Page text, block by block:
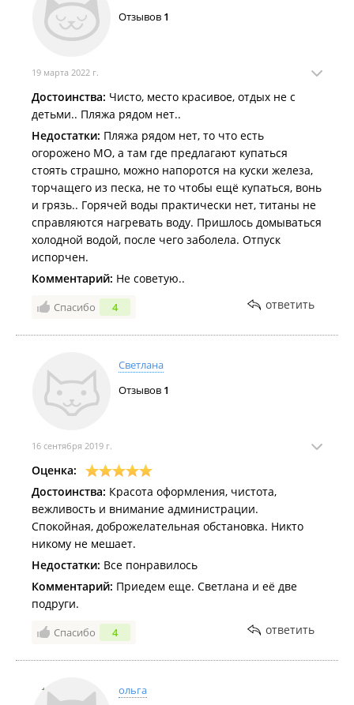
Отзывов 1
19 марта 2022 г.
Достоинства: Чисто, место красивое, отдых не с
детьми.. Пляжа рядом нет..
Недостатки: Пляжа рядом нет, то что есть
огорожено МО, а там где предлагают купаться
стоять страшно, можно напоротся на куски железа,
торчащего из песка, не то чтобы ещё купаться, вонь
и грязь.. Горячей воды практически нет, титаны не
справляются нагревать воду. Пришлось домываться
холодной водой, после чего заболела. Отпуск
испорчен.
Комментарий: Не советую..
Спасибо 4 ответить
Светлана
Отзывов 1
16 сентября 2019 г.
Оценка:
Достоинства: Красота оформления, чистота,
вежливость и внимание администрации.
Спокойная, доброжелательная обстановка. Никто
никому не мешает.
Недостатки: Все понравилось
Комментарий: Приедем еще. Светлана и её две
подруги.
Спасибо 4 ответить
ольга